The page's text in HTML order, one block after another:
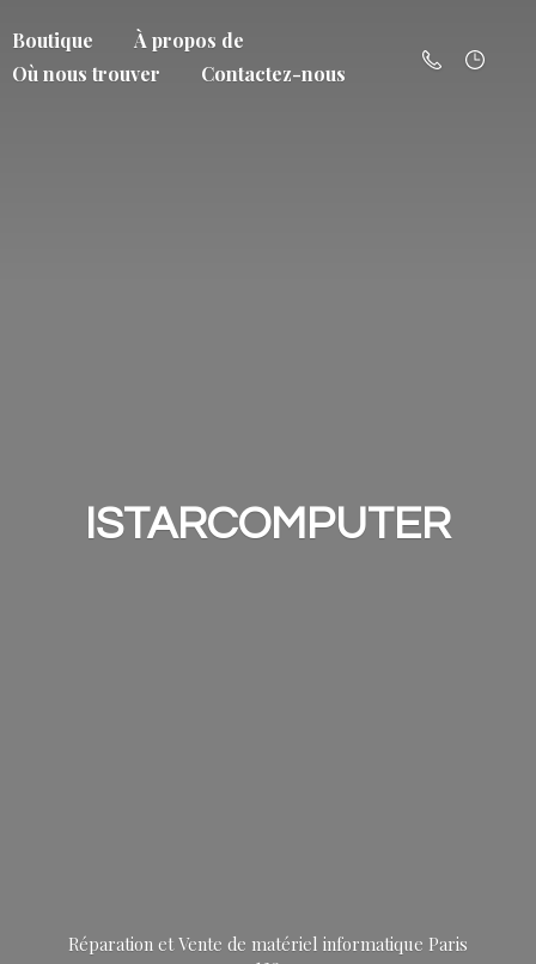
Boutique
À propos de
Où nous trouver
Contactez-nous
ISTARCOMPUTER
Réparation et Vente de matériel informatique Paris